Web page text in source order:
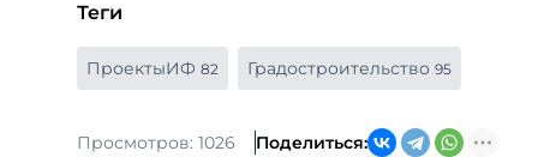
Теги
ПроектыИФ 82 Градостроительство 95
Просмотров: 1026 Поделиться: